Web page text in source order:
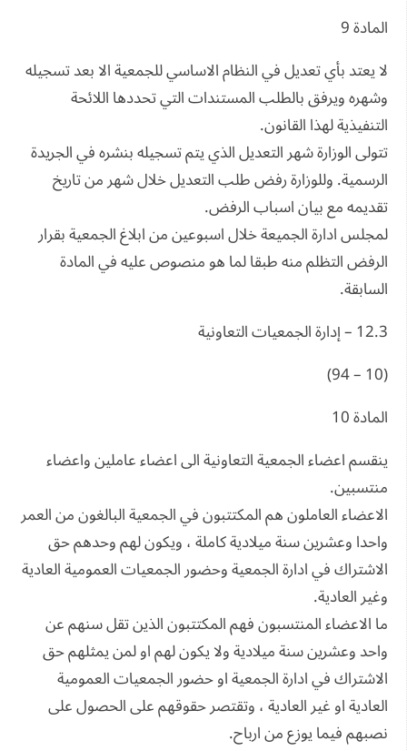
المادة 9
لا يعتد بأي تعديل في النظام الاساسي للجمعية الا بعد تسجيله
وشهره ويرفق بالطلب المستندات التي تحددها اللائحة
التنفيذية لهذا القانون.
تتولى الوزارة شهر التعديل الذي يتم تسجيله بنشره في الجريدة
الرسمية. وللوزارة رفض طلب التعديل خلال شهر من تاريخ
تقديمه مع بيان اسباب الرفض.
لمجلس ادارة الجميعة خلال اسبوعين من ابلاغ الجمعية بقرار
الرفض التظلم منه طبقا لما هو منصوص عليه في المادة
السابقة.
12.3 – إدارة الجمعيات التعاونية
(10 – 94)
المادة 10
ينقسم اعضاء الجمعية التعاونية الى اعضاء عاملين واعضاء
منتسبين.
الاعضاء العاملون هم المكتتبون في الجمعية البالغون من العمر
واحدا وعشرين سنة ميلادية كاملة ، ويكون لهم وحدهم حق
الاشتراك في ادارة الجمعية وحضور الجمعيات العمومية العادية
وغير العادية.
ما الاعضاء المنتسبون فهم المكتتبون الذين تقل سنهم عن
واحد وعشرين سنة ميلادية ولا يكون لهم او لمن يمثلهم حق
الاشتراك في ادارة الجمعية او حضور الجمعيات العمومية
العادية او غير العادية ، وتقتصر حقوقهم على الحصول على
نصبهم فيما يوزع من ارباح.